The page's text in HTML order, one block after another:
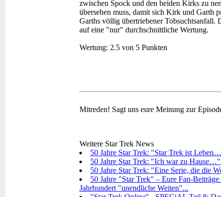
zwischen Spock und den beiden Kirks zu
übersehen muss, damit sich Kirk und Garth
Garths völlig übertriebener
auf eine "nur" durchschnittliche Wertung.
Wertung: 2.5 von 5 Punkten
Mitreden! Sagt uns eure Meinung zur
Weitere Star Trek News
50 Jahre Star Trek: "Star Trek ist
50 Jahre Star Trek: "Ich war zu
50 Jahre Star Trek: "Eine Serie, die die
50 Jahre "Star Trek" – Eure Fan-
Jahrhundert "unendliche Weiten"...